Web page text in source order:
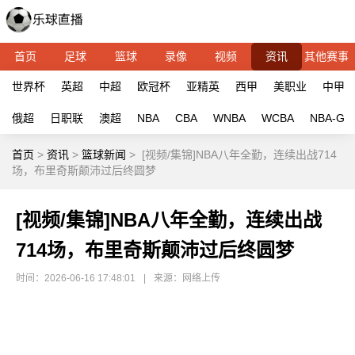
首页 足球 篮球 录像 视频 资讯 其他赛事
世界杯 英超 中超 欧冠杯 亚精英 西甲 美职业 中甲
俄超 日职联 澳超 NBA CBA WNBA WCBA NBA-G
首页 > 资讯 > 篮球新闻 > [视频/集锦]NBA八年全勤，连续出战714
场，布里奇斯颠沛过后终圆梦
[视频/集锦]NBA八年全勤，连续出战
714场，布里奇斯颠沛过后终圆梦
时间：2026-06-16 17:48:01 来源：网络上传